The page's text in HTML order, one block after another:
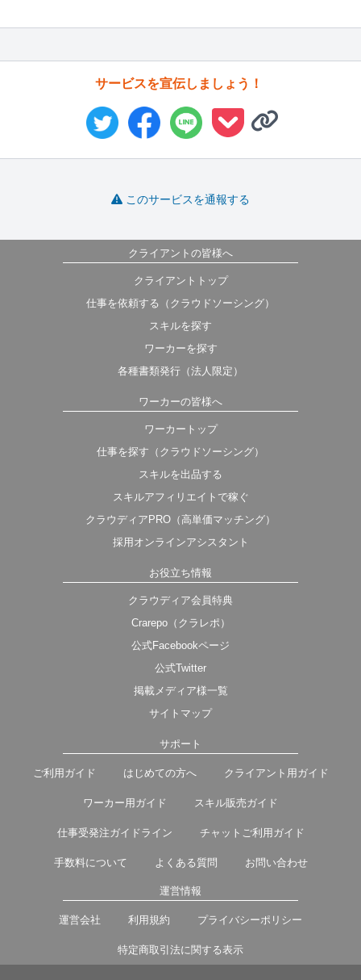
サービスを宣伝しましょう！
このサービスを通報する
クライアントの皆様へ
クライアントトップ
仕事を依頼する（クラウドソーシング）
スキルを探す
ワーカーを探す
各種書類発行（法人限定）
ワーカーの皆様へ
ワーカートップ
仕事を探す（クラウドソーシング）
スキルを出品する
スキルアフィリエイトで稼ぐ
クラウディアPRO（高単価マッチング）
採用オンラインアシスタント
お役立ち情報
クラウディア会員特典
Crarepo（クラレポ）
公式Facebookページ
公式Twitter
掲載メディア様一覧
サイトマップ
サポート
ご利用ガイド はじめての方へ クライアント用ガイド
ワーカー用ガイド スキル販売ガイド
仕事受発注ガイドライン チャットご利用ガイド
手数料について よくある質問 お問い合わせ
運営情報
運営会社 利用規約 プライバシーポリシー
特定商取引法に関する表示